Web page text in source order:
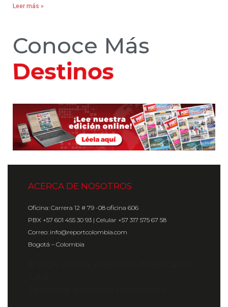
Leer más »
Conoce Más
Hoteles
ACERCA DE NOSOTROS
Oficina: Carrera 12 # 79 -08 oficina 606
PBX +57 601 455 30 93 | Celular +57 317 575 67 58
Correo: info@reportcolombia.com
Bogotá – Colombia